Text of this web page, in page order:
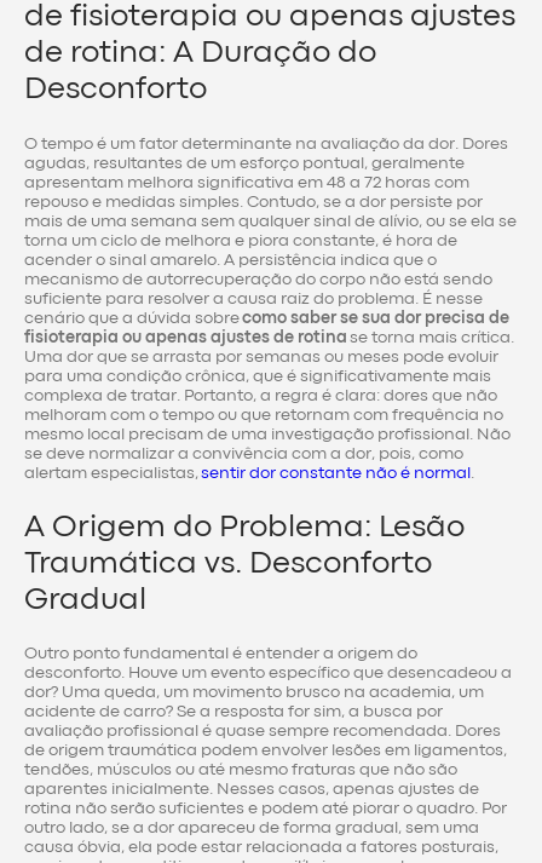
de fisioterapia ou apenas ajustes
de rotina: A Duração do
Desconforto
O tempo é um fator determinante na avaliação da dor. Dores
agudas, resultantes de um esforço pontual, geralmente
apresentam melhora significativa em 48 a 72 horas com
repouso e medidas simples. Contudo, se a dor persiste por
mais de uma semana sem qualquer sinal de alívio, ou se ela se
torna um ciclo de melhora e piora constante, é hora de
acender o sinal amarelo. A persistência indica que o
mecanismo de autorrecuperação do corpo não está sendo
suficiente para resolver a causa raiz do problema. É nesse
cenário que a dúvida sobrecomo saber se sua dor precisa de
fisioterapia ou apenas ajustes de rotina se torna mais crítica.
Uma dor que se arrasta por semanas ou meses pode evoluir
para uma condição crônica, que é significativamente mais
complexa de tratar. Portanto, a regra é clara: dores que não
melhoram com o tempo ou que retornam com frequência no
mesmo local precisam de uma investigação profissional. Não
se deve normalizar a convivência com a dor, pois, como
alertam especialistas,sentir dor constante não é normal
A Origem do Problema: Lesão
Traumática vs. Desconforto
Gradual
Outro ponto fundamental é entender a origem do
desconforto. Houve um evento específico que desencadeou a
dor? Uma queda, um movimento brusco na academia, um
acidente de carro? Se a resposta for sim, a busca por
avaliação profissional é quase sempre recomendada. Dores
de origem traumática podem envolver lesões em ligamentos,
tendões, músculos ou até mesmo fraturas que não são
aparentes inicialmente. Nesses casos, apenas ajustes de
rotina não serão suficientes e podem até piorar o quadro. Por
outro lado, se a dor apareceu de forma gradual, sem uma
causa óbvia, ela pode estar relacionada a fatores posturais,